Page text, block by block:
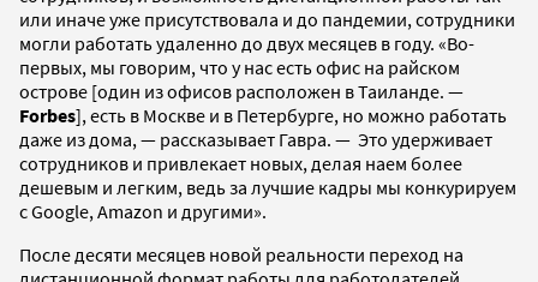
или иначе уже присутствовала и до пандемии, сотрудники
могли работать удаленно до двух месяцев в году. «Во-
первых, мы говорим, что у нас есть офис на райском
острове [один из офисов расположен в Таиланде. —
Forbes], есть в Москве и в Петербурге, но можно работать
даже из дома, — рассказывает Гавра. — Это удерживает
сотрудников и привлекает новых, делая наем более
дешевым и легким, ведь за лучшие кадры мы конкурируем
с Google, Amazon и другими».
После десяти месяцев новой реальности переход на